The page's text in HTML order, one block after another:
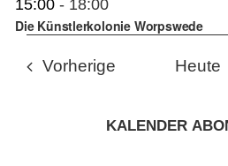
15:00 - 18:00
Die Künstlerkolonie Worpswede
Vorherige Heute
KALENDER